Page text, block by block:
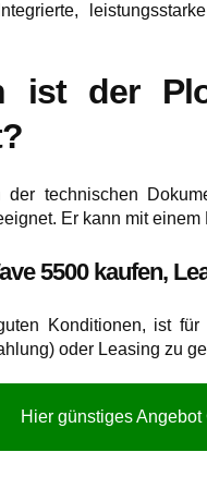
ist der
der technischen
Er kann mit
5500 kaufen,
Konditionen, ist
oder Leasing zu
Hier günstiges